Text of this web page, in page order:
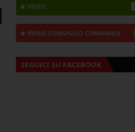
VIDEO
VIDEO CONSIGLIO COMUNALE
SEGUICI SU FACEBOOK